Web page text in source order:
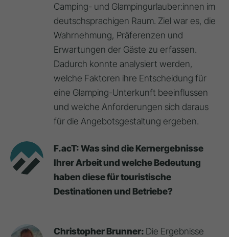
Camping- und Glampingurlauber:innen im
deutschsprachigen Raum. Ziel war es, die
Wahrnehmung, Präferenzen und
Erwartungen der Gäste zu erfassen.
Dadurch konnte analysiert werden,
welche Faktoren ihre Entscheidung für
eine Glamping-Unterkunft beeinflussen
und welche Anforderungen sich daraus
für die Angebotsgestaltung ergeben.
F.acT: Was sind die Kernergebnisse
Ihrer Arbeit und welche Bedeutung
haben diese für touristische
Destinationen und Betriebe?
Christopher Brunner: Die Ergebnisse